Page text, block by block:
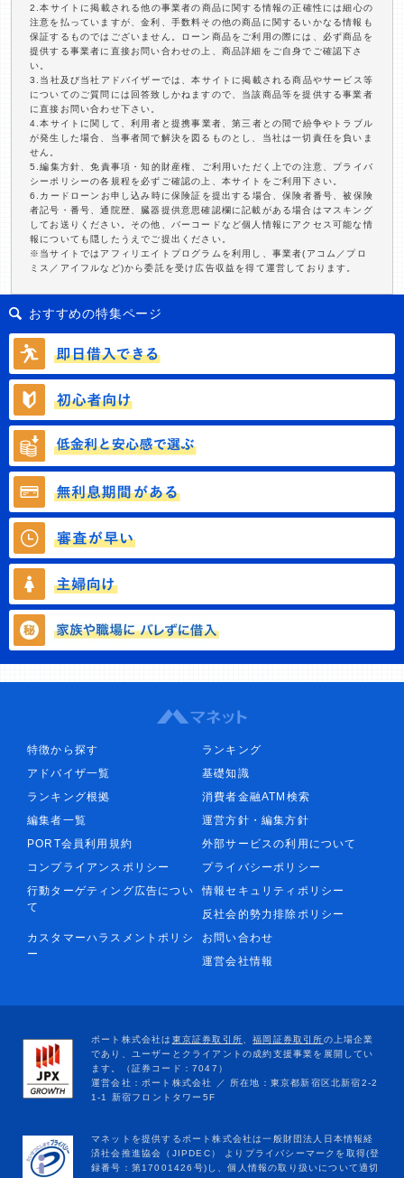
2.本サイトに掲載される他の事業者の商品に関する情報の正確性には細心の
注意を払っていますが、金利、手数料その他の商品に関するいかなる情報も
保証するものではございません。ローン商品をご利用の際には、必ず商品を
提供する事業者に直接お問い合わせの上、商品詳細をご自身でご確認下さ
い。
3.当社及び当社アドバイザーでは、本サイトに掲載される商品やサービス等
についてのご質問には回答致しかねますので、当該商品等を提供する事業者
に直接お問い合わせ下さい。
4.本サイトに関して、利用者と提携事業者、第三者との間で紛争やトラブル
が発生した場合、当事者間で解決を図るものとし、当社は一切責任を負いま
せん。
5.編集方針、免責事項・知的財産権、ご利用いただく上での注意、プライバ
シーポリシーの各規程を必ずご確認の上、本サイトをご利用下さい。
6.カードローンお申し込み時に保険証を提出する場合、保険者番号、被保険
者記号・番号、通院歴、臓器提供意思確認欄に記載がある場合はマスキング
してお送りください。その他、バーコードなど個人情報にアクセス可能な情
報についても隠したうえでご提出ください。
※当サイトではアフィリエイトプログラムを利用し、事業者(アコム／プロ
ミス／アイフルなど)から委託を受け広告収益を得て運営しております。
おすすめの特集ページ
特徴から探す
ランキング
アドバイザ一覧
基礎知識
ランキング根拠
消費者金融ATM検索
編集者一覧
運営方針・編集方針
PORT会員利用規約
外部サービスの利用について
コンプライアンスポリシー
プライバシーポリシー
行動ターゲティング広告につい
て
情報セキュリティポリシー
反社会的勢力排除ポリシー
カスタマーハラスメントポリシ
ー
お問い合わせ
運営会社情報